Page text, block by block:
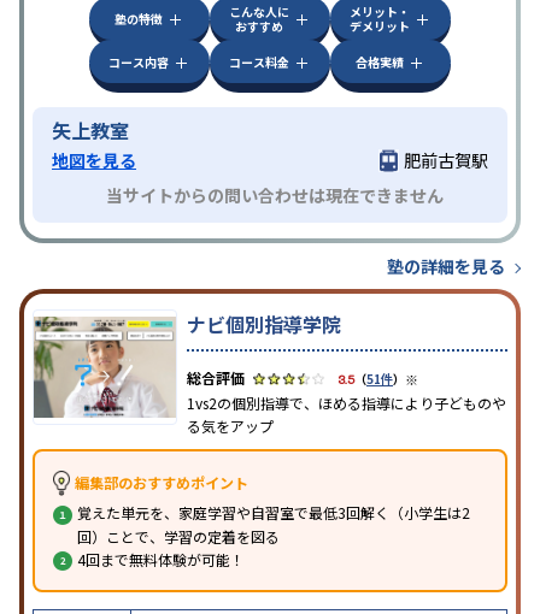
塾の特徴
こんな人に
おすすめ
メリット・
デメリット
コース内容
コース料金 合格実績
矢上教室
地図を見る
肥前古賀駅
当サイトからの問い合わせは現在できません
塾の詳細を見る
ナビ個別指導学院
3.5（51件） ※
1vs2の個別指導で、ほめる指導により子どものや
る気をアップ
編集部のおすすめポイント
覚えた単元を、家庭学習や自習室で最低3回解く（小学生は2
回）ことで、学習の定着を図る
4回まで無料体験が可能！